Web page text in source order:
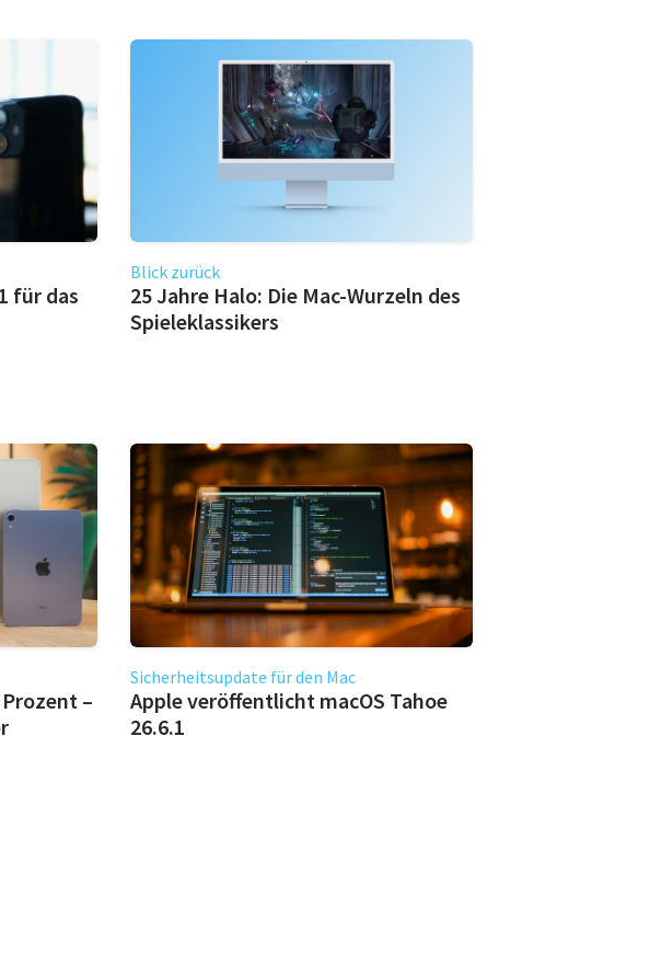
für das
Blick zurück
25 Jahre Halo: Die Mac-Wurzeln des
Spieleklassikers
–
Sicherheitsupdate für den Mac
Apple veröffentlicht macOS Tahoe
26.6.1